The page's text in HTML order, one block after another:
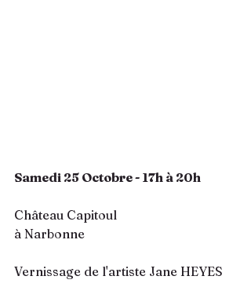
Samedi 25 Octobre - 17h à 20h
Château Capitoul
à Narbonne
Vernissage de l'artiste Jane HEYES